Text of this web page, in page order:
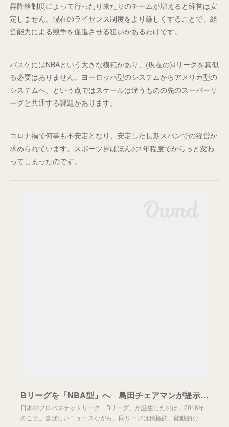
昇降格制度によって行ったり来たりのチームが増えると経営は安
定しません。現在のライセンス制度をより厳しくすることで、経
営能力による競争を促進させる狙いがあるわけです。
バスケにはNBAという大きな模範があり、(現在の)Jリーグを真似
る必要はありません。ヨーロッパ型のシステムからアメリカ型の
システムへ、という点ではスケールは違うものの先のスーパーリ
ーグと共通する課題があります。
コロナ禍で何事も不安定となり、安定した長期スパンでの経営が
求められています。スポーツ界はほんの1年程度でがらっと変わ
ってしまったのです。
Bリーグを「NBA型」へ 島田チェアマンが提示した5年後の構造改革
日本のプロバスケットリーグ「Bリーグ」が誕生したのは、2016年
のこと。喜ばしいニュースながら、同リーグは積極的、能動的な…